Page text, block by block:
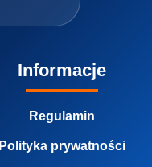
Informacje
Regulamin
Polityka prywatności